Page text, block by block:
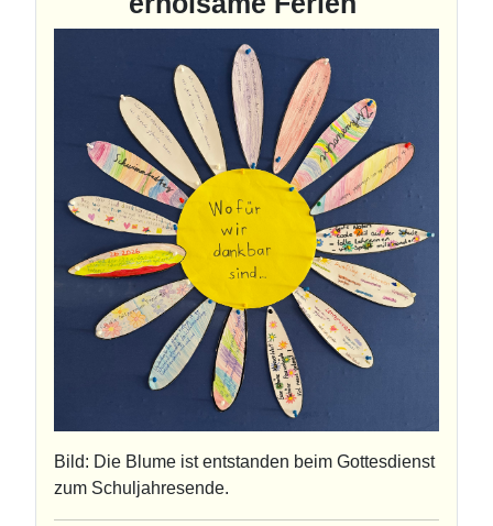
Bild: Die Blume ist entstanden beim Gottesdienst
zum Schuljahresende.